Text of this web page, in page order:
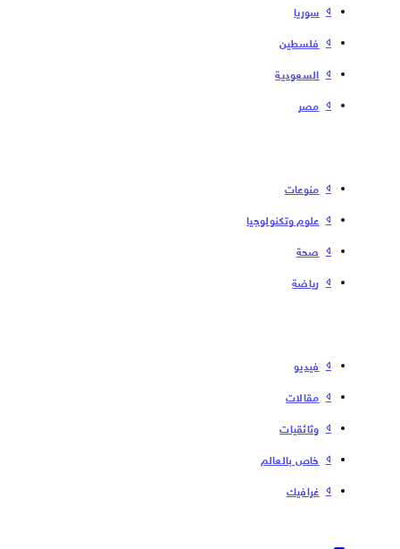
سوریا
فلسطین
السعودية
مصر
منوعات
علوم وتكنولوجيا
صحة
رياضة
فیدیو
مقالات
وثائقيات
خاص بالعالم
غرافيك